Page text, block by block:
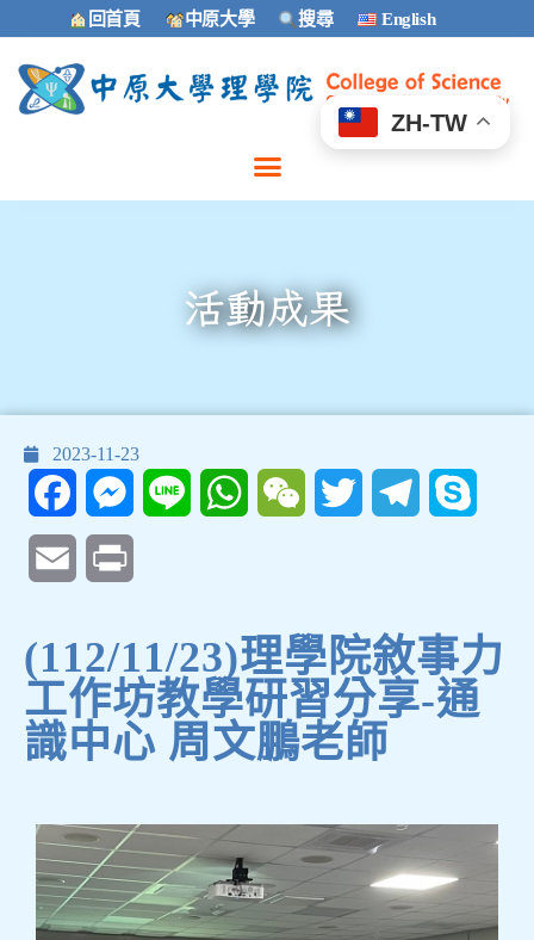
回首頁 中原大學 搜尋 English
活動成果
2023-11-23
FacebookMessengerLine WhatsAppWeChat Twitter Telegram
Email
(112/11/23)理學院敘事力
工作坊教學研習分享-通
識中心 周文鵬老師
ZH-TW